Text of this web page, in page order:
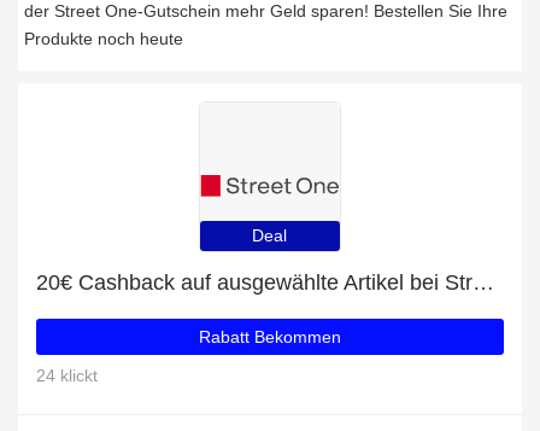
der Street One-Gutschein mehr Geld sparen! Bestellen Sie Ihre
Produkte noch heute
Deal
20€ Cashback auf ausgewählte Artikel bei Street One
Rabatt Bekommen
24 klickt